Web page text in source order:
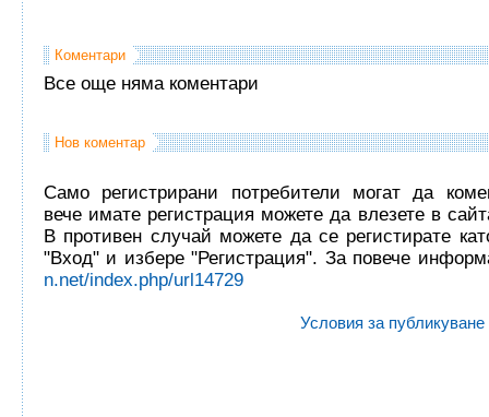
Коментари
Все още няма коментари
Нов коментар
Само регистрирани потребители могат да
вече имате регистрация можете да влезете в
В противен случай можете да се регистирате
"Вход" и избере "Регистрация". За повече
n.net/index.php/url14729
Условия за